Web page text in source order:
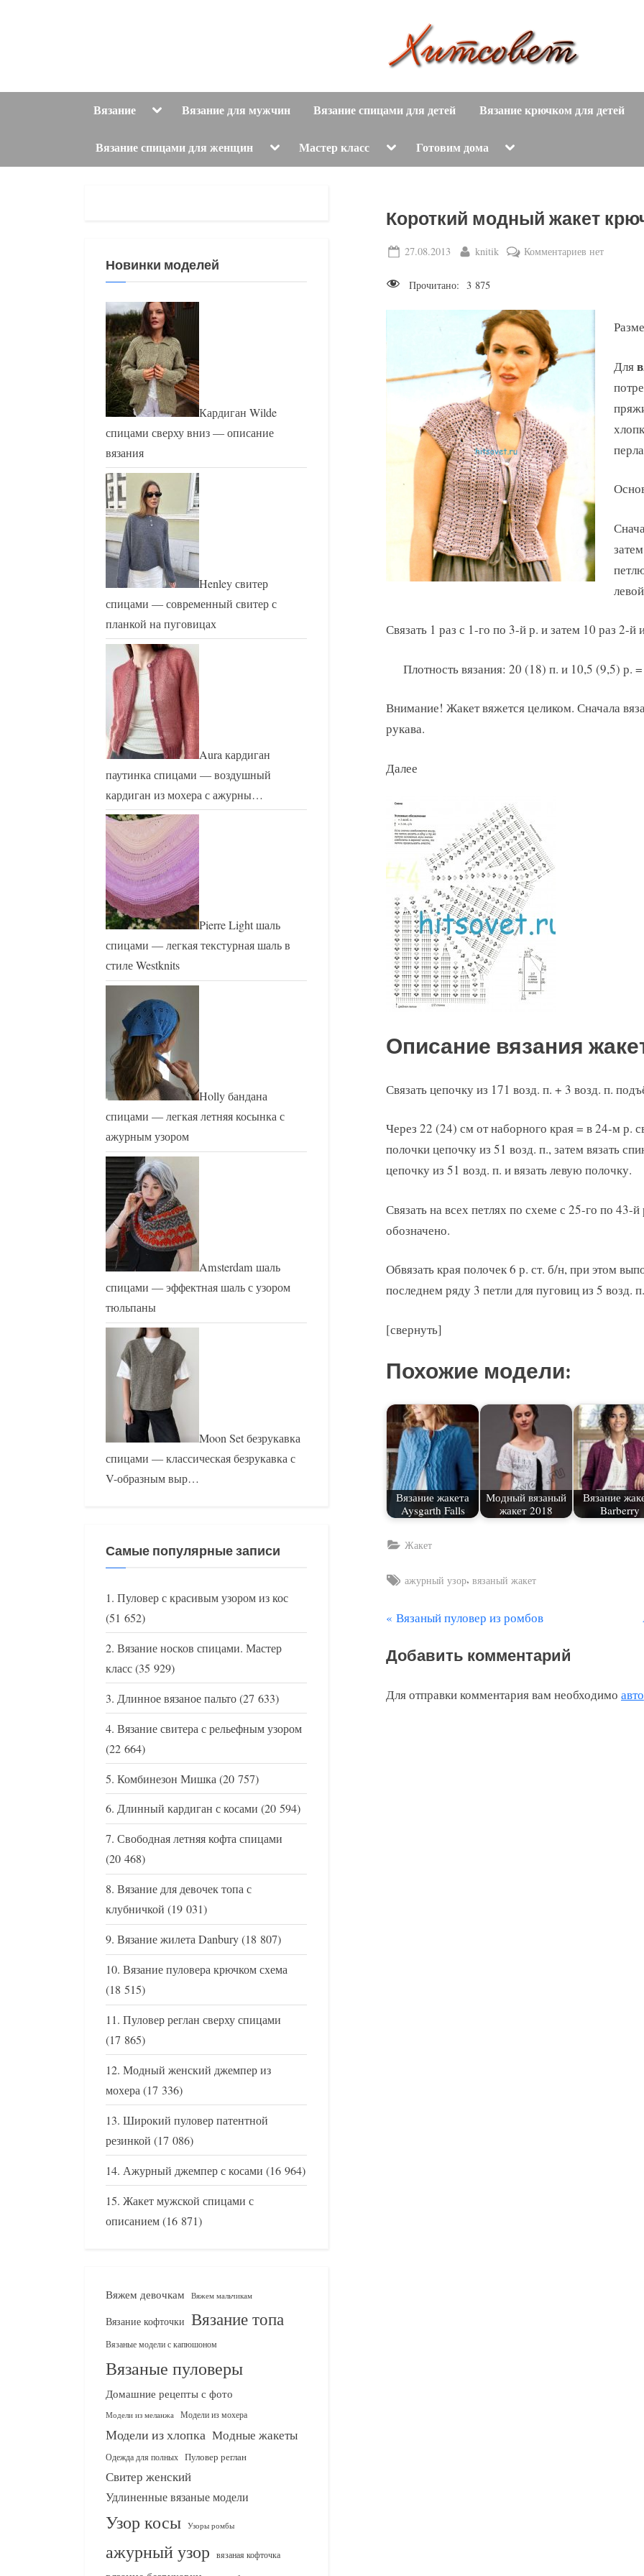
и
т
о
в
е
т
вязание
с
описанием
и
Вязание ToggleВязание для мужчин Вязание спицами для детей Вязание крючком для детей
Вязание спицами для женщин Toggle
menu
Мастер класс Toggle
menu
Готовим дома Toggle
menu
Короткий модный жакет
Posted
27.08.2013 By
knitik Комментариев кнет
Прочитано: 3 875
Для
Связать 1 раз с 1-го по 3-й р. и затем 10 раз 2-
Плотность вязания: 20 (18) п. и 10,5 (9,5) р.
Внимание! Жакет вяжется целиком. Сначала
рукава.
Далее
Описание вязания
Связать цепочку из 171 возд. п. + 3 возд. п.
Через 22 (24) см от наборного края = в 24-м р.
полочки цепочку из 51 возд. п., затем вязать
цепочку из 51 возд. п. и вязать левую полочку.
Связать на всех петлях по схеме с 25-го по 43-
обозначено.
Обвязать края полочек 6 р. ст. б/н, при этом
последнем ряду 3 петли для пуговиц из 5
[свернуть]
Похожие модели:
Вязание жакета
Aysgarth Falls
Модный вязаный
жакет 2018
Вязание
Barberry
Жакет
Tags:
ажурный узор, вязаный жакет
Навигация
по
записям
П
е
ы
Вязаный пуловер из ромбов
Добавить комментарий
Для отправки комментария вам необходимо
Новинки моделей
Кардиган Wilde
спицами сверху вниз — описание
вязания
Henley свитер
спицами — современный свитер с
планкой на пуговицах
Aura кардиган
паутинка спицами — воздушный
кардиган из мохера с ажурны…
Pierre Light шаль
спицами — легкая текстурная шаль в
стиле Westknits
Holly бандана
спицами — легкая летняя косынка с
ажурным узором
Amsterdam шаль
спицами — эффектная шаль с узором
тюльпаны
Moon Set безрукавка
спицами — классическая безрукавка с
V-образным выр…
Самые популярные записи
Пуловер с красивым узором из кос
(51 652)
Вязание носков спицами. Мастер
класс(35 929)
Длинное вязаное пальто(27 633)
Вязание свитера с рельефным узором
(22 664)
Комбинезон Мишка(20 757)
Длинный кардиган с косами (20 594)
Свободная летняя кофта спицами
(20 468)
Вязание для девочек топа с
клубничкой (19 031)
Вязание жилета Danbury(18 807)
Вязание пуловера крючком схема
(18 515)
Пуловер реглан сверху спицами
(17 865)
Модный женский джемпер из
мохера(17 336)
Широкий пуловер патентной
резинкой (17 086)
Ажурный джемпер с косами (16 964)
Жакет мужской спицами с
описанием(16 871)
Вяжем девочкам Вяжем мальчикам
Вязание кофточки Вязание топа
Вязаные модели с капюшоном
Вязаные пуловеры
Домашние рецепты с фото
Модели из меланжа Модели из мохера
Модели из хлопка Модные жакеты
Одежда для полных Пуловер реглан
Свитер женский
Удлиненные вязаные модели
Узор косы Узоры ромбы
ажурный узор вязаная кофточка